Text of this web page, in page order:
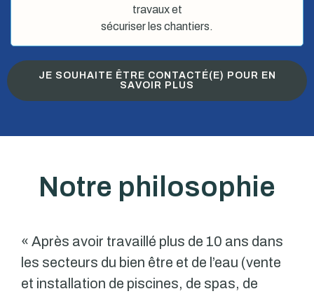
travaux et
sécuriser les chantiers.
JE SOUHAITE ÊTRE CONTACTÉ(E) POUR EN
SAVOIR PLUS
Notre philosophie
« Après avoir travaillé plus de 10 ans dans
les secteurs du bien être et de l’eau (vente
et installation de piscines, de spas, de